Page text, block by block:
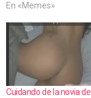
En «Memes»
Cuidando de la novia